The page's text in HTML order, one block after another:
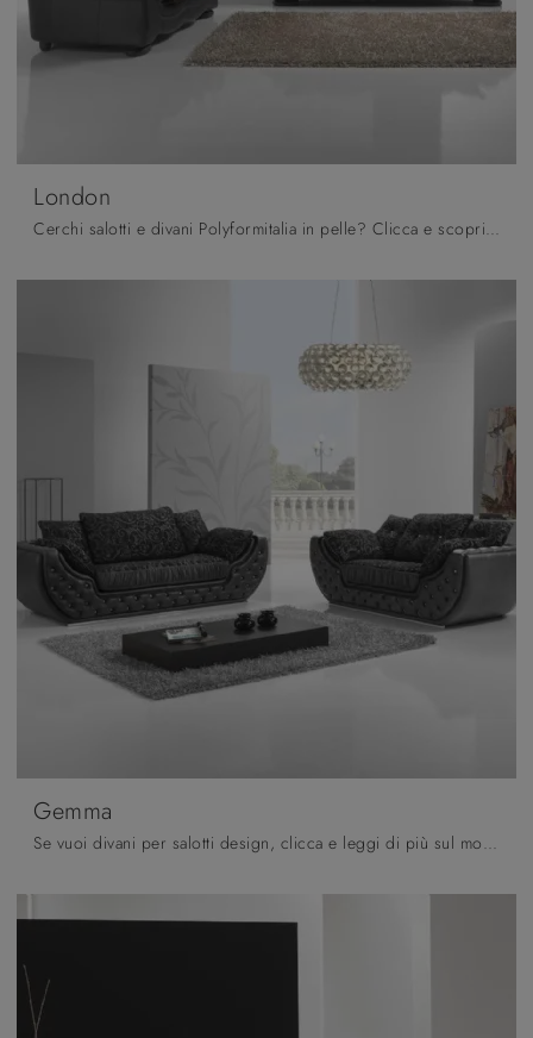
London
Cerchi salotti e divani Polyformitalia in pelle? Clicca e scopri di più sul modello London per spazi design.
Gemma
Se vuoi divani per salotti design, clicca e leggi di più sul modello Gemma in tessuto del brand Polyformitalia .